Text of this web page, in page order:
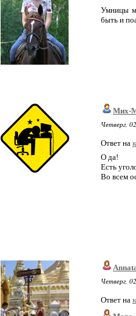
Умницы
быть и
Мих-
Четверг,
Ответ на
О да!
Есть
Во всем
Четверг,
Ответ на